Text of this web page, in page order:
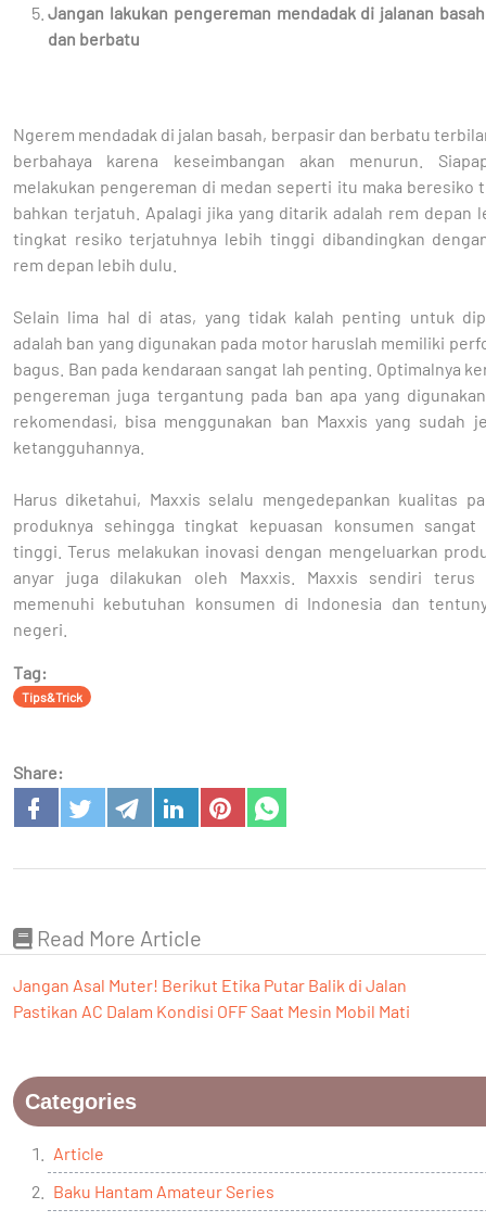
Jangan lakukan pengereman mendadak di jalanan
dan berbatu
Ngerem mendadak di jalan basah, berpasir dan berbatu
berbahaya karena keseimbangan akan menurun.
melakukan pengereman di medan seperti itu maka beresiko
bahkan terjatuh. Apalagi jika yang ditarik adalah rem depan
tingkat resiko terjatuhnya lebih tinggi dibandingkan
rem depan lebih dulu.
Selain lima hal di atas, yang tidak kalah penting untuk
adalah ban yang digunakan pada motor haruslah memiliki
bagus. Ban pada kendaraan sangat lah penting. Optimalnya
pengereman juga tergantung pada ban apa yang
rekomendasi, bisa menggunakan ban Maxxis yang sudah
ketangguhannya.
Harus diketahui, Maxxis selalu mengedepankan kualitas
produknya sehingga tingkat kepuasan konsumen sangat
tinggi. Terus melakukan inovasi dengan mengeluarkan
anyar juga dilakukan oleh Maxxis. Maxxis sendiri terus
memenuhi kebutuhan konsumen di Indonesia dan
negeri.
Tag:
Tips&Trick
Share:
Read More Article
Jangan Asal Muter! Berikut Etika Putar Balik di Jalan
Pastikan AC Dalam Kondisi OFF Saat Mesin Mobil Mati
Categories
Article
Baku Hantam Amateur Series